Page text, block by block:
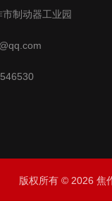
制动器工业园
版权所有 © 2026